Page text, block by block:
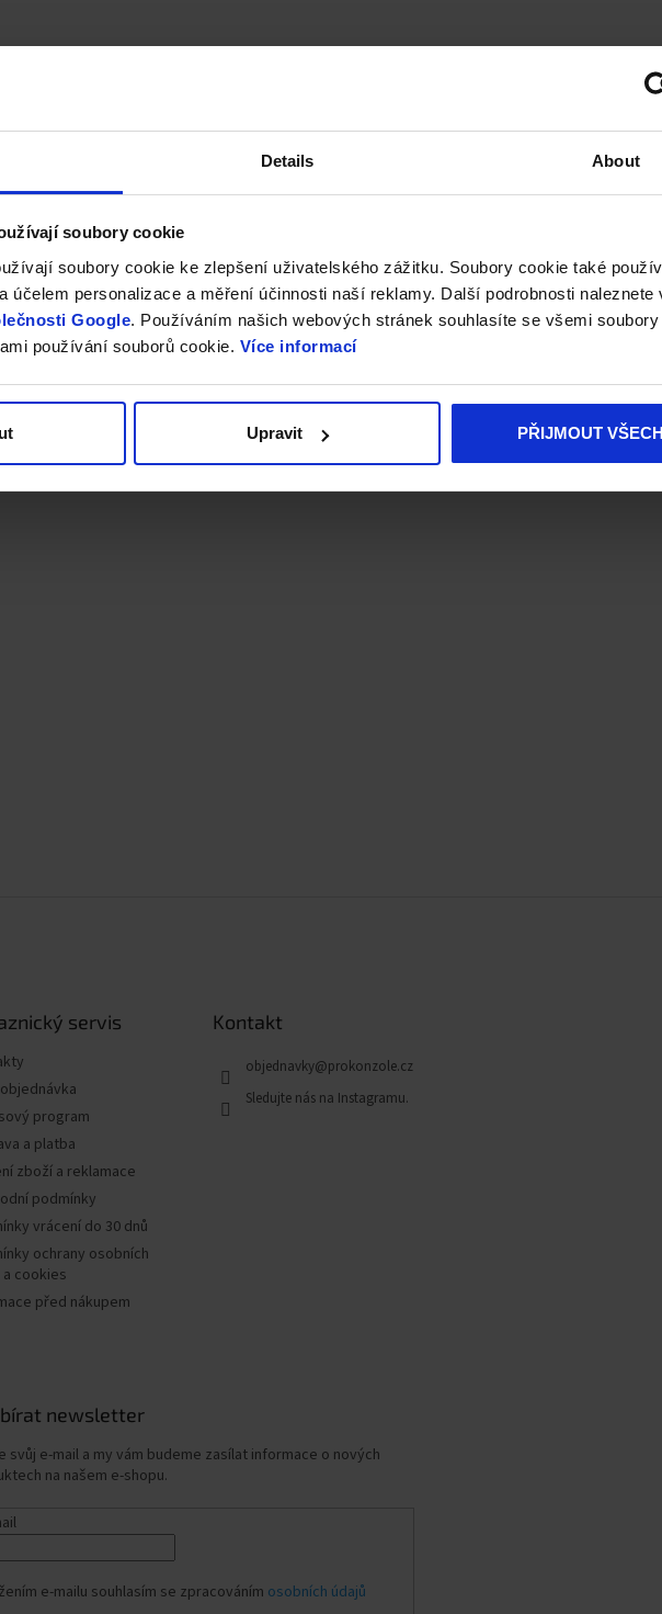
Details About
soubory cookie
soubory cookie ke zlepšení uživatelského zážitku. Soubory cookie také
účelem personalizace a měření účinnosti naší reklamy. Další podrobnosti naleznete
Google. Používáním našich webových stránek souhlasíte se všemi
používání souborů cookie. Více informací
Upravit PŘIJMOUT
servis
program
a platba
zboží a reklamace
podmínky
vrácení do 30 dnů
ochrany osobních
a cookies
před nákupem
Kontakt
objednavky@prokonzole.cz
newsletter
svůj e-mail a my vám budeme zasílat informace o nových
na našem e-shopu.
e-mailu souhlasím se zpracováním osobních údajů